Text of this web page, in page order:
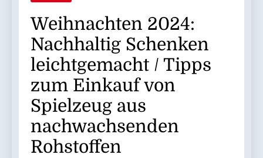
Weihnachten 2024:
Nachhaltig Schenken
leichtgemacht / Tipps
zum Einkauf von
Spielzeug aus
nachwachsenden
Rohstoffen